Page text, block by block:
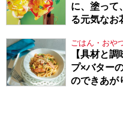
に、塗って
る元気なお
ごはん・おや
【具材と
プ×バター
のできあが